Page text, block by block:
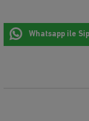
Whatsapp ile